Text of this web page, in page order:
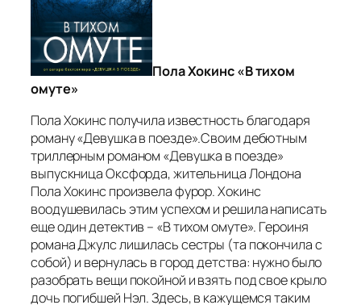
Пола Хокинс «В тихом
омуте»
Пола Хокинс получила известность благодаря
роману «Девушка в поезде».Своим дебютным
триллерным романом «Девушка в поезде»
выпускница Оксфорда, жительница Лондона
Пола Хокинс произвела фурор. Хокинс
воодушевилась этим успехом и решила написать
еще один детектив – «В тихом омуте». Героиня
романа Джулс лишилась сестры (та покончила с
собой) и вернулась в город детства: нужно было
разобрать вещи покойной и взять под свое крыло
дочь погибшей Нэл. Здесь, в кажущемся таким